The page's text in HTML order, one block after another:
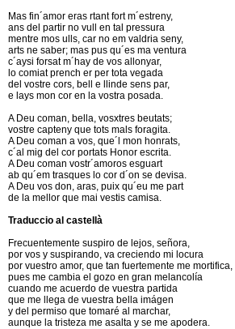
Mas fin´amor eras rtant fort m´estreny,
ans del partir no vull en tal pressura
mentre mos ulls, car no em valdria seny,
arts ne saber; mas pus qu´es ma ventura
c´aysi forsat m´hay de vos allonyar,
lo comiat prench er per tota vegada
del vostre cors, bell e llinde sens par,
e lays mon cor en la vostra posada.
A Deu coman, bella, vosxtres beutats;
vostre capteny que tots mals foragita.
A Deu coman a vos, que´l mon honrats,
c´al mig del cor portats Honor escrita.
A Deu coman vostr´amoros esguart
ab qu´em trasques lo cor d´on se devisa.
A Deu vos don, aras, puix qu´eu me part
de la mellor que mai vestis camisa.
Traduccio al castellà
Frecuentemente suspiro de lejos, señora,
por vos y suspirando, va creciendo mi locura
por vuestro amor, que tan fuertemente me mortifica,
pues me cambia el gozo en gran melancolía
cuando me acuerdo de vuestra partida
que me llega de vuestra bella imágen
y del permiso que tomaré al marchar,
aunque la tristeza me asalta y se me apodera.